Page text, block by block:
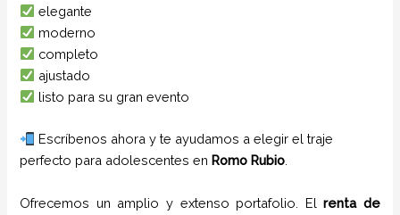
elegante
moderno
completo
ajustado
listo para su gran evento
Escríbenos ahora y te ayudamos a elegir el traje
perfecto para adolescentes enRomo Rubio
Ofrecemos un amplio y extenso portafolio. Elrenta de